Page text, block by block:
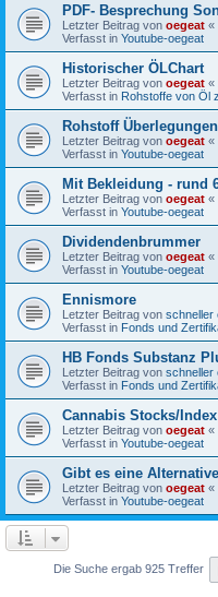
PDF- Besprechung
Letzter Beitrag von oegeat «
Verfasst in Youtube-oegeat
Historischer ÖLChart
Letzter Beitrag von oegeat «
Verfasst in Rohstoffe von Öl
Rohstoff Überlegungen
Letzter Beitrag von oegeat «
Verfasst in Youtube-oegeat
Mit Bekleidung - rund
Letzter Beitrag von oegeat «
Verfasst in Youtube-oegeat
Dividendenbrummer
Letzter Beitrag von oegeat «
Verfasst in Youtube-oegeat
Ennismore
Letzter Beitrag von schneller
Verfasst in Fonds und
HB Fonds Substanz
Letzter Beitrag von schneller
Verfasst in Fonds und
Cannabis Stocks/Index
Letzter Beitrag von oegeat «
Verfasst in Youtube-oegeat
Gibt es eine
Letzter Beitrag von oegeat «
Verfasst in Youtube-oegeat
Die Suche ergab 925 Treffer